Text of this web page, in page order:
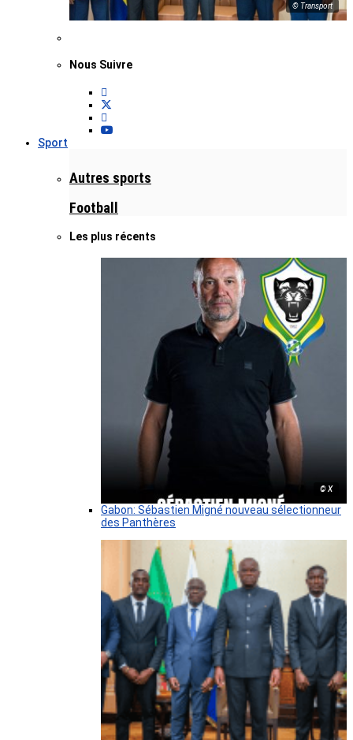
© Transport
Nous Suivre
Sport
Autres sports
Football
Les plus récents
© X
Gabon: Sébastien Migné nouveau sélectionneur
des Panthères